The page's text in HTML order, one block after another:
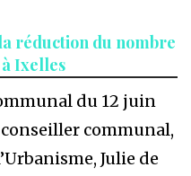
réduction du nombre
Ixelles
du 12 juin
conseiller communal,
Julie de